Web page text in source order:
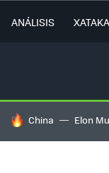
ANÁLISIS
HOY SE HABLA DE
China Elon